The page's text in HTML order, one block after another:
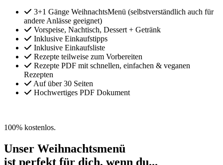
3+1 Gänge WeihnachtsMenü (selbstverständlich auch für
andere Anlässe geeignet)
Vorspeise, Nachtisch, Dessert + Getränk
Inklusive Einkaufstipps
Inklusive Einkaufsliste
Rezepte teilweise zum Vorbereiten
Rezepte PDF mit schnellen, einfachen & veganen
Rezepten
Auf über 30 Seiten
Hochwertiges PDF Dokument
100% kostenlos.
Unser Weihnachtsmenü
ist perfekt für dich, wenn du...